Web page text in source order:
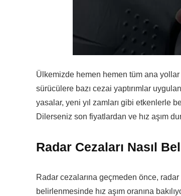
Ülkemizde hemen hemen tüm ana yollar
sürücülere bazı cezai yaptırımlar
yasalar, yeni yıl zamları gibi etkenlerle
Dilerseniz son fiyatlardan ve hız aşım
Radar Cezaları Nasıl
Radar cezalarına geçmeden önce,
belirlenmesinde hız aşım oranına